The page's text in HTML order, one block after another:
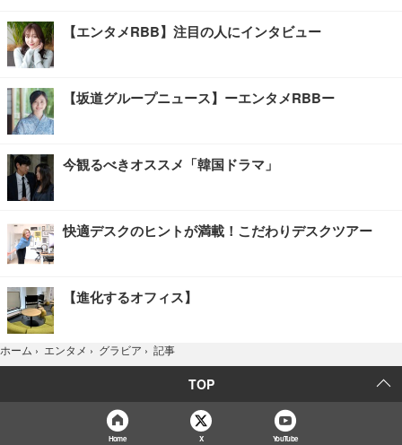
【エンタメRBB】注目の人にインタビュー
【坂道グループニュース】ーエンタメRBBー
今観るべきオススメ「韓国ドラマ」
快適デスクのヒントが満載！こだわりデスクツアー
【進化するオフィス】
ホーム › エンタメ › グラビア › 記事
TOP
Home X YouTube